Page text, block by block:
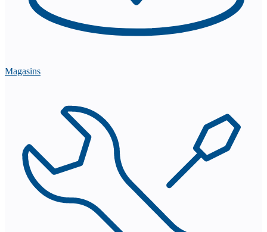
Magasins